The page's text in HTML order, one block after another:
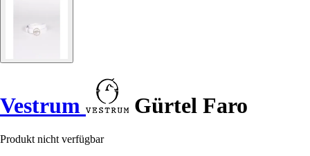
Vestrum Gürtel Faro
Produkt nicht verfügbar